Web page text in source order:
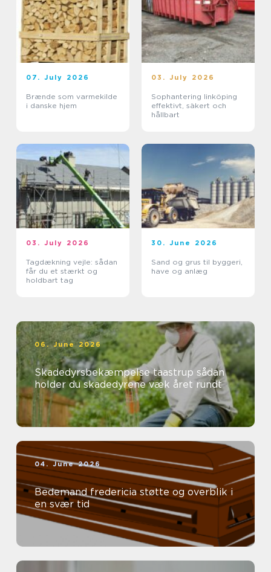
07. July 2026
Brænde som varmekilde
i danske hjem
03. July 2026
Sophantering linköping
effektivt, säkert och
hållbart
03. July 2026
Tagdækning vejle: sådan
får du et stærkt og
holdbart tag
30. June 2026
Sand og grus til byggeri,
have og anlæg
06. June 2026
Skadedyrsbekæmpelse taastrup sådan
holder du skadedyrene væk året rundt
04. June 2026
Bedemand fredericia støtte og overblik i
en svær tid